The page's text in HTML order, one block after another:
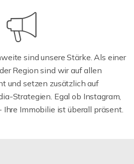
sind unsere Stärke. Als einer
Region sind wir auf allen
und setzen zusätzlich auf
Strategien. Egal ob Instagram,
Ihre Immobilie ist überall präsent.